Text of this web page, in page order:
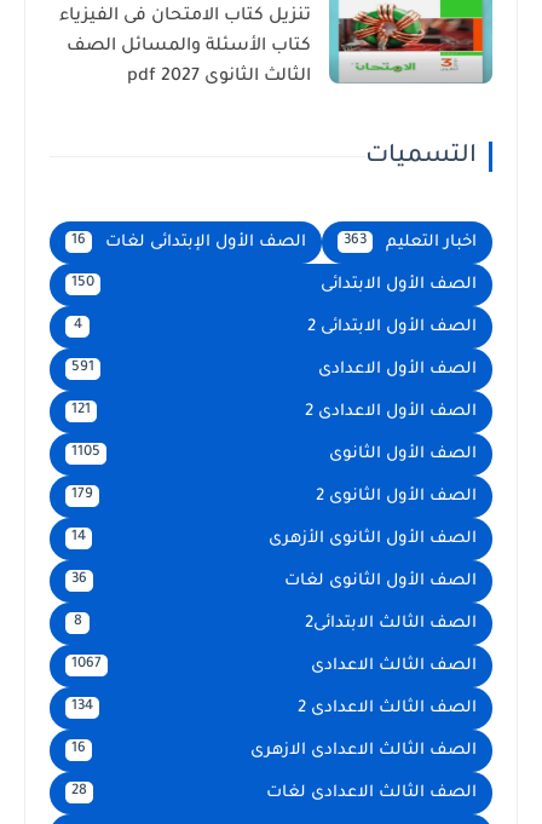
تنزيل كتاب الامتحان فى الفيزياء
كتاب الأسئلة والمسائل الصف
الثالث الثانوى 2027 pdf
التسميات
اخبار التعليم 363 الصف الأول الإبتدائى لغات 16
الصف الأول الابتدائى
الصف الأول الابتدائى 2
الصف الأول الاعدادى
الصف الأول الاعدادى 2
الصف الأول الثانوى
الصف الأول الثانوى 2
الصف الأول الثانوى الأزهرى
الصف الأول الثانوى لغات
الصف الثالث الابتدائى2
الصف الثالث الاعدادى
الصف الثالث الاعدادى 2
الصف الثالث الاعدادى الازهرى
الصف الثالث الاعدادى لغات